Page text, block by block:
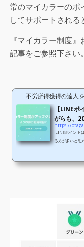
常のマイカラーのポ
してサポートされる
『マイカラー制度
記事をご参照下さい。
不労所得獲得の達人
【LINEポ
がらも、
https://
LINEポイント
る方が多いと思
ayの新インセン